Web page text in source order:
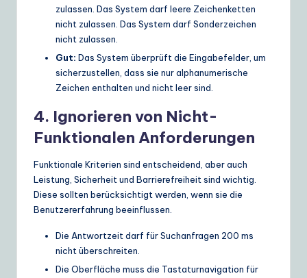
zulassen. Das System darf leere Zeichenketten
nicht zulassen. Das System darf Sonderzeichen
nicht zulassen.
Gut: Das System überprüft die Eingabefelder, um
sicherzustellen, dass sie nur alphanumerische
Zeichen enthalten und nicht leer sind.
4. Ignorieren von Nicht-
Funktionalen Anforderungen
Funktionale Kriterien sind entscheidend, aber auch
Leistung, Sicherheit und Barrierefreiheit sind wichtig.
Diese sollten berücksichtigt werden, wenn sie die
Benutzererfahrung beeinflussen.
Die Antwortzeit darf für Suchanfragen 200 ms
nicht überschreiten.
Die Oberfläche muss die Tastaturnavigation für